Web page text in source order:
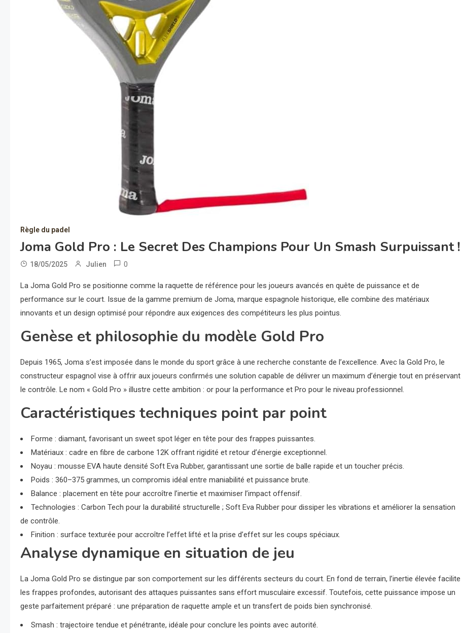
Règle du padel
Joma Gold Pro : Le Secret Des Champions Pour Un Smash Surpuissant !
18/05/2025 Julien 0
La Joma Gold Pro se positionne comme la raquette de référence pour les joueurs avancés en quête de puissance et de
performance sur le court. Issue de la gamme premium de Joma, marque espagnole historique, elle combine des matériaux
innovants et un design optimisé pour répondre aux exigences des compétiteurs les plus pointus.
Genèse et philosophie du modèle Gold Pro
Depuis 1965, Joma s’est imposée dans le monde du sport grâce à une recherche constante de l’excellence. Avec la Gold Pro, le
constructeur espagnol vise à offrir aux joueurs confirmés une solution capable de délivrer un maximum d’énergie tout en préservant
le contrôle. Le nom « Gold Pro » illustre cette ambition : or pour la performance et Pro pour le niveau professionnel.
Caractéristiques techniques point par point
Forme : diamant, favorisant un sweet spot léger en tête pour des frappes puissantes.
Matériaux : cadre en fibre de carbone 12K offrant rigidité et retour d’énergie exceptionnel.
Noyau : mousse EVA haute densité Soft Eva Rubber, garantissant une sortie de balle rapide et un toucher précis.
Poids : 360–375 grammes, un compromis idéal entre maniabilité et puissance brute.
Balance : placement en tête pour accroître l’inertie et maximiser l’impact offensif.
Technologies : Carbon Tech pour la durabilité structurelle ; Soft Eva Rubber pour dissiper les vibrations et améliorer la sensation
de contrôle.
Finition : surface texturée pour accroître l’effet lifté et la prise d’effet sur les coups spéciaux.
Analyse dynamique en situation de jeu
La Joma Gold Pro se distingue par son comportement sur les différents secteurs du court. En fond de terrain, l’inertie élevée facilite
les frappes profondes, autorisant des attaques puissantes sans effort musculaire excessif. Toutefois, cette puissance impose un
geste parfaitement préparé : une préparation de raquette ample et un transfert de poids bien synchronisé.
Smash : trajectoire tendue et pénétrante, idéale pour conclure les points avec autorité.